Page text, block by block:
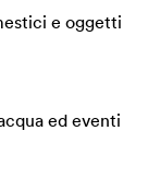
e oggetti
ed eventi